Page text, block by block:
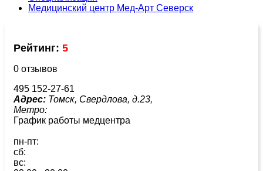
Медицинский центр Мед-Арт Северск
Рейтинг: 5
0 отзывов
495 152-27-61
Адрес: Томск, Свердлова, д.23,
Метро:
График работы медцентра
пн-пт:
сб:
вс: